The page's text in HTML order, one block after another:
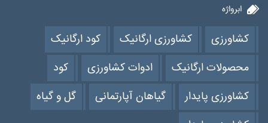
ابرواژه
کشاورزی کشاورزی ارگانیک
کود ارگانیک
محصولات ارگانیک
ادوات کشاورزی
کود
کشاورزی پایدار
گیاهان آپارتمانی
گل و گیاه